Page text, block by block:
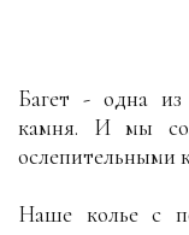
Багет - одна
камня. И мы
ослепительными
Наше колье с